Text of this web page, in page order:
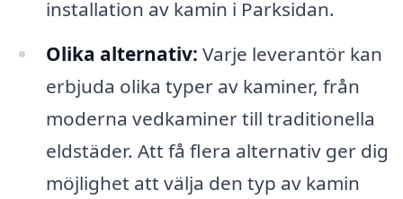
installation av kamin i Parksidan.
Olika alternativ: Varje leverantör kan
erbjuda olika typer av kaminer, från
moderna vedkaminer till traditionella
eldstäder. Att få flera alternativ ger dig
möjlighet att välja den typ av kamin